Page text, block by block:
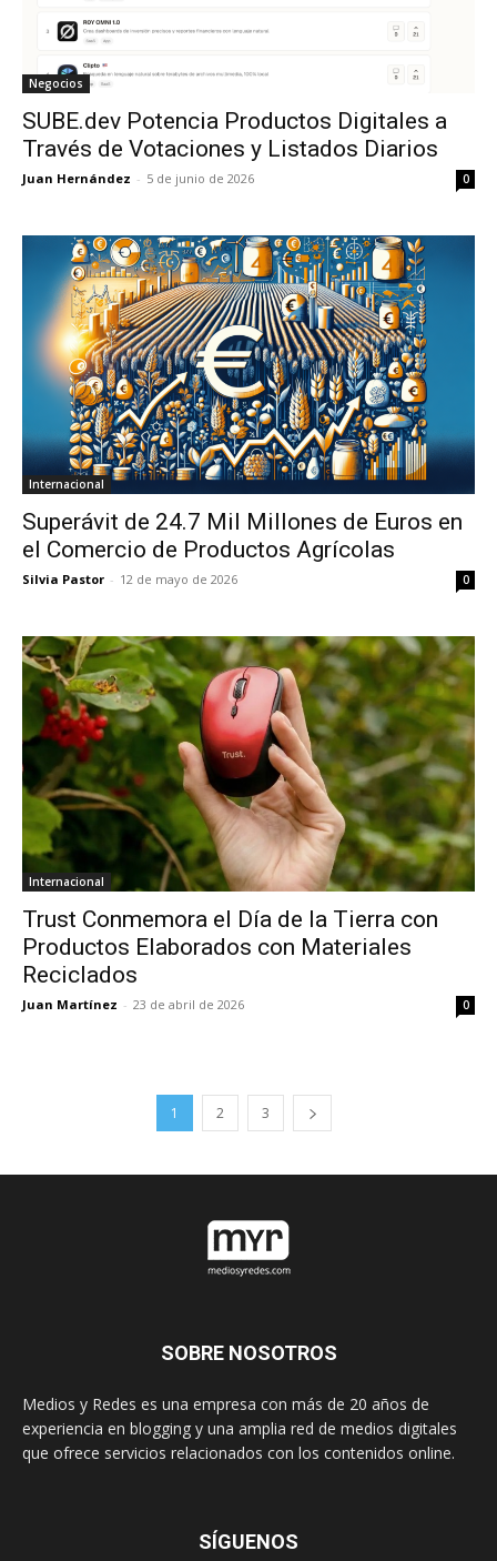
Negocios
SUBE.dev Potencia Productos Digitales a
Través de Votaciones y Listados Diarios
Juan Hernández - 5 de junio de 2026 0
Internacional
Superávit de 24.7 Mil Millones de Euros en
el Comercio de Productos Agrícolas
Silvia Pastor - 12 de mayo de 2026 0
Internacional
Trust Conmemora el Día de la Tierra con
Productos Elaborados con Materiales
Reciclados
Juan Martínez - 23 de abril de 2026 0
1 2 3
SOBRE NOSOTROS
Medios y Redes es una empresa con más de 20 años de
experiencia en blogging y una amplia red de medios digitales
que ofrece servicios relacionados con los contenidos online.
SÍGUENOS